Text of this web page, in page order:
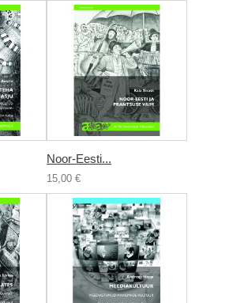
Noor-Eesti...
15,00 €